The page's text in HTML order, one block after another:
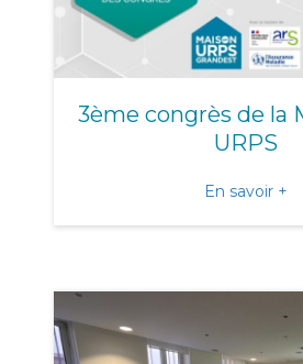
3ème congrès de la
URPS
En savoir +